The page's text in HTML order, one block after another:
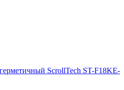
ScrollTech ST-F18KE-